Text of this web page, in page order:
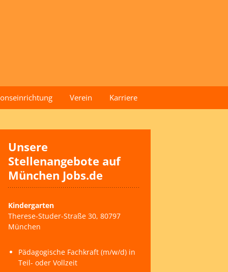
Verein
Vorstand der Stiftung
Satzung
Spenden
Karriere
Unsere
Stellenangebote auf
München Jobs.de
Kindergarten
Therese-Studer-Straße 30, 80797
München
Pädagogische Fachkraft (m/w/d) in
Teil- oder Vollzeit